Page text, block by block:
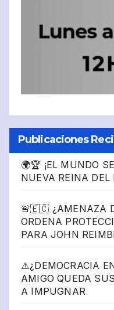
Publicaciones
🌍🏆 ¡EL MUNDO
NUEVA REINA
🚨🇪🇨 ¿AMENAZA
ORDENA
PARA JOHN
⚠️¿DEMOCRACIA
AMIGO QUEDA
A IMPUGNAR